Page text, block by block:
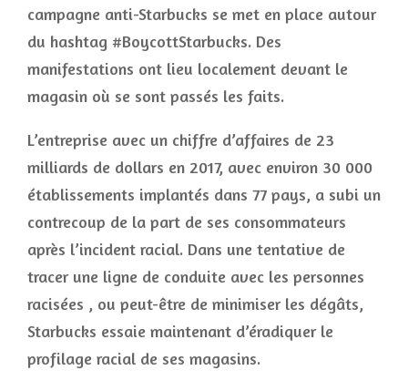
campagne anti-Starbucks se met en place autour
du hashtag #BoycottStarbucks. Des
manifestations ont lieu localement devant le
magasin où se sont passés les faits.
L’entreprise avec un chiffre d’affaires de 23
milliards de dollars en 2017, avec environ 30 000
établissements implantés dans 77 pays, a subi un
contrecoup de la part de ses consommateurs
après l’incident racial. Dans une tentative de
tracer une ligne de conduite avec les personnes
racisées , ou peut-être de minimiser les dégâts,
Starbucks essaie maintenant d’éradiquer le
profilage racial de ses magasins.